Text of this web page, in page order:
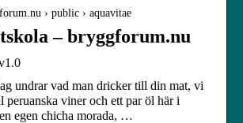
› public › aquavitae
– bryggforum.nu
undrar vad man dricker till din mat, vi
peruanska viner och ett par öl här i
egen chicha morada, …